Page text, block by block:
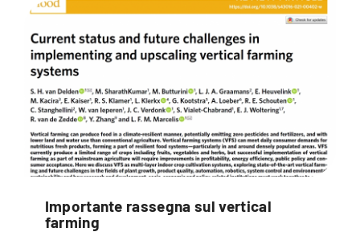
Importante rassegna sul vertical
farming